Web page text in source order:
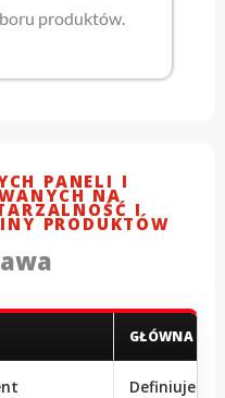
produktów.
PANELI I
NA
I
PRODUKTÓW
GŁÓWNA
Definiuje